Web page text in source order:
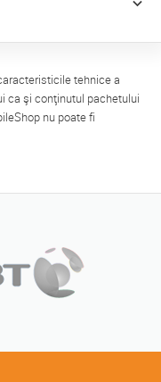
tehnice a
ca şi conţinutul pachetului
nu poate fi